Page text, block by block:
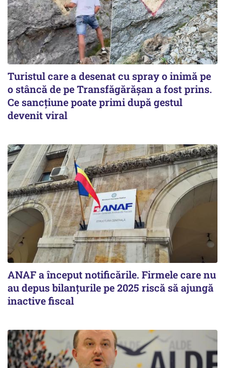
Turistul care a desenat cu spray o inimă pe
o stâncă de pe Transfăgărășan a fost prins.
Ce sancțiune poate primi după gestul
devenit viral
ANAF a început notificările. Firmele care nu
au depus bilanțurile pe 2025 riscă să ajungă
inactive fiscal